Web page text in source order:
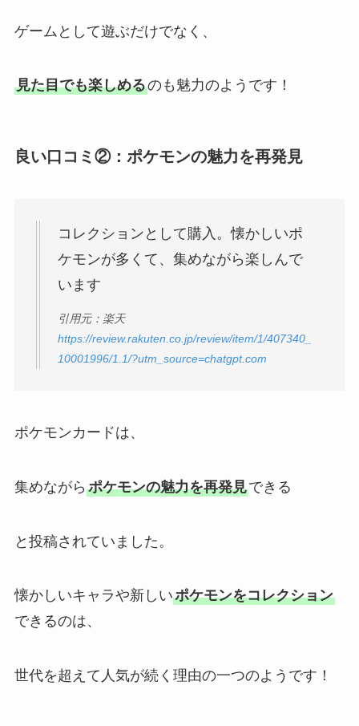
ゲームとして遊ぶだけでなく、
見た目でも楽しめるのも魅力のようです！
良い口コミ②：ポケモンの魅力を再発見
コレクションとして購入。懐かしいポ
ケモンが多くて、集めながら楽しんで
います
引用元：楽天
https://review.rakuten.co.jp/review/item/1/407340_
10001996/1.1/?utm_source=chatgpt.com
ポケモンカードは、
集めながら ポケモンの魅力を再発見できる
と投稿されていました。
懐かしいキャラや新しいポケモンをコレクション
できるのは、
世代を超えて人気が続く理由の一つのようです！